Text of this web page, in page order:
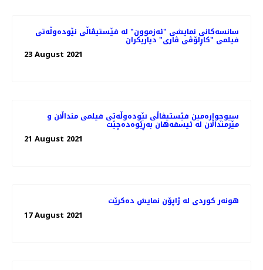
سانسه‌کانی نمایشی "ئەزموون" لە فێستیڤاڵی نێوده‌وڵه‌تی
فیلمی "کاڕلۆڤی ڤاری" دیاریکران
23 August 2021
سیوچوارەمین فێستیڤاڵی نێودەوڵەتی فیلمی منداڵان و
مێرمنداڵان لە ئیسفەهان بەڕێوەدەچێت
21 August 2021
هونەر کوردی لە ژاپۆن نمایش دەکرێت
17 August 2021